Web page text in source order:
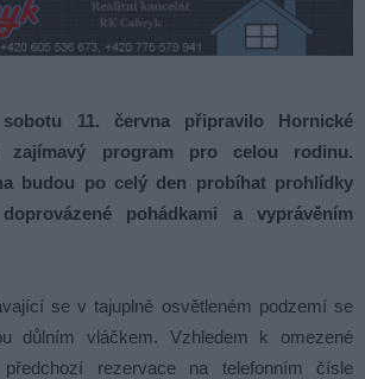
11. června připravilo Hornické
zajímavý program pro celou rodinu.
budou po celý den probíhat prohlídky
pohádkami a vyprávěním
se v tajuplně osvětleném podzemí se
důlním vláčkem. Vzhledem k omezené
rezervace na telefonním čísle